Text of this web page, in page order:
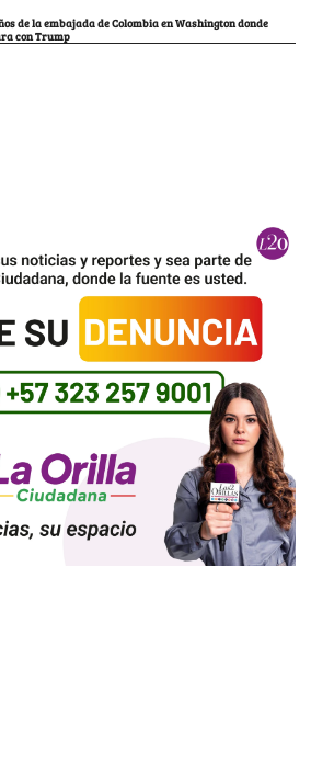
de la embajada de Colombia en Washington donde
con Trump